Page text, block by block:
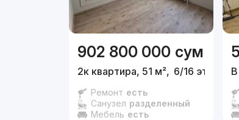
902 800 000 сум
2к квартира, 51 м², 6/16 эт.
Ремонт есть
Санузел разделенный
Мебель есть
В